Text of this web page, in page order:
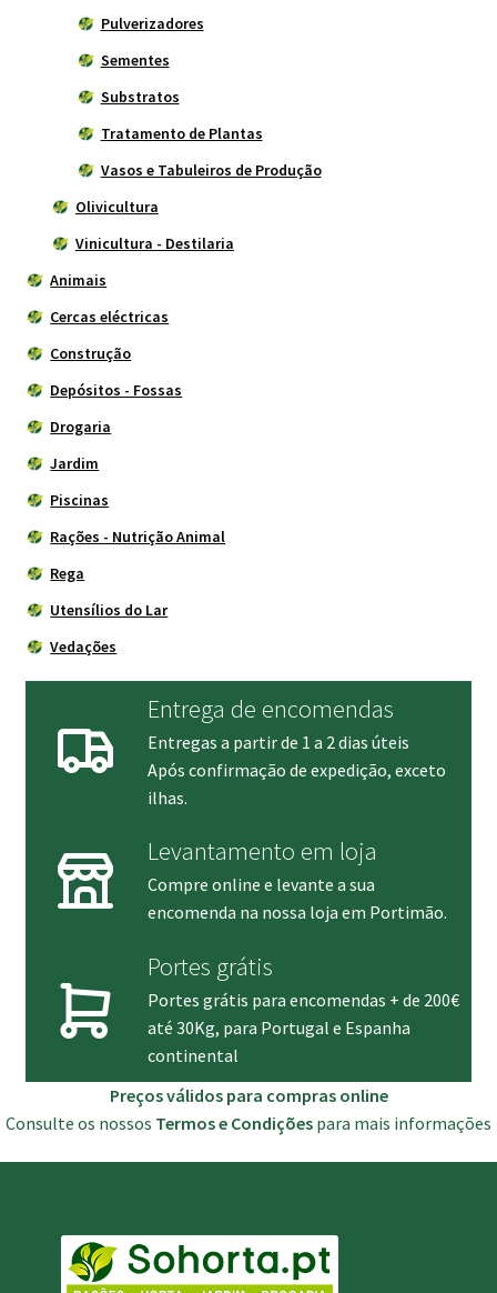
Pulverizadores
Sementes
Substratos
Tratamento de Plantas
Vasos e Tabuleiros de Produção
Olivicultura
Vinicultura - Destilaria
Animais
Cercas eléctricas
Construção
Depósitos - Fossas
Drogaria
Jardim
Piscinas
Rações - Nutrição Animal
Rega
Utensílios do Lar
Vedações
Entrega de encomendas
Entregas a partir de 1 a 2 dias úteis
Após confirmação de expedição, exceto
ilhas.
Levantamento em loja
Compre online e levante a sua
encomenda na nossa loja em Portimão.
Portes grátis
Portes grátis para encomendas + de 200€
até 30Kg, para Portugal e Espanha
continental
Preços válidos para compras online
Consulte os nossos Termos e Condições para mais informações